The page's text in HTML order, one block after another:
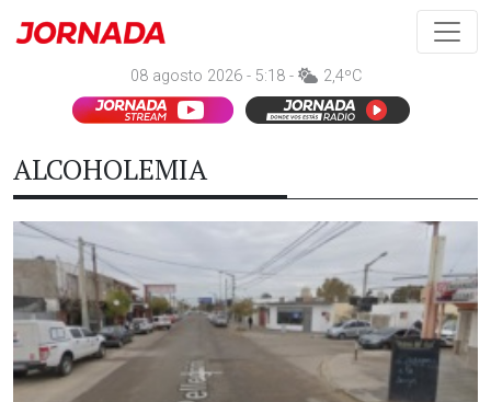
08 agosto 2026 - 5:18 - 2,4ºC
ALCOHOLEMIA